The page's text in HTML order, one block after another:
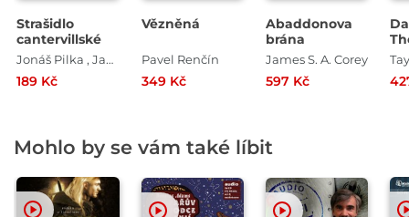
Strašidlo
cantervillské
Jonáš Pilka , Jan Jiráň
189 Kč
Vězněná
Pavel Renčín
349 Kč
Abaddonova
brána
James S. A. Corey
597 Kč
Mohlo by se vám také líbit